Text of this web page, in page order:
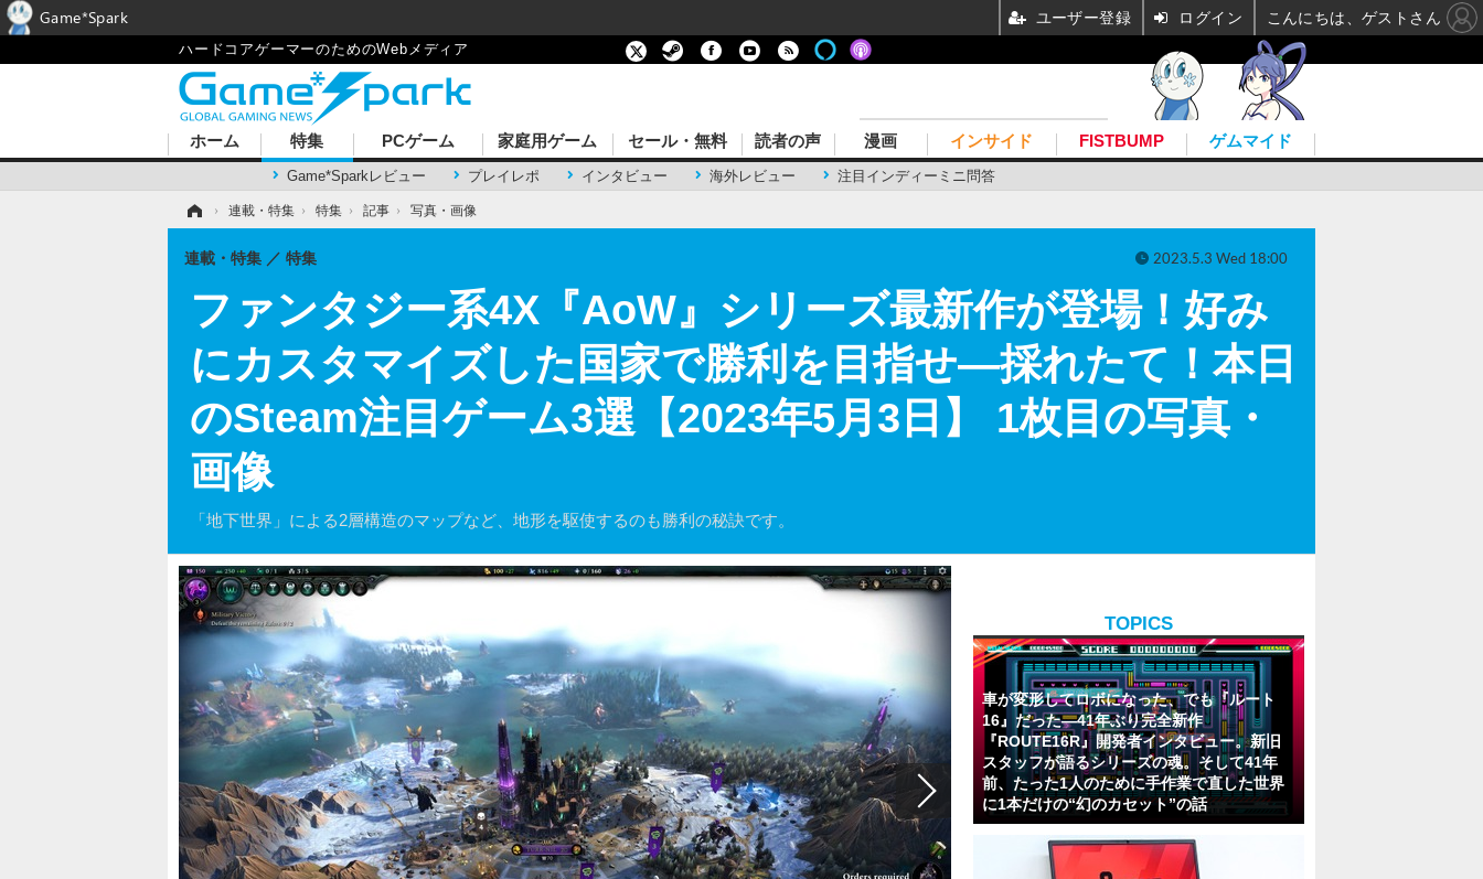
ハードコアゲーマーのためのWebメディア
ホーム 特集
Game*Sparkレビュー プレイレポ インタビュー 海外レビュー 注目インディーミニ問答
PCゲーム 家庭用ゲーム セール・無料 読者の声 漫画 インサイド FISTBUMP ゲムマイド
› 連載・特集 › 特集 › 記事 › 写真・画像
ファンタジー系4X『AoW』シリーズ最新作が登場！好み
にカスタマイズした国家で勝利を目指せ―採れたて！本日
のSteam注目ゲーム3選【2023年5月3日】 1枚目の写真・
画像
「地下世界」による2層構造のマップなど、地形を駆使するのも勝利の秘訣です。
連載・特集 特集 2023.5.3 Wed 18:00
TOPICS
車が変形してロボになった、でも『ルート
16』だった―41年ぶり完全新作
『ROUTE16R』開発者インタビュー。新旧
スタッフが語るシリーズの魂。そして41年
前、たった1人のために手作業で直した世界
に1本だけの“幻のカセット”の話
Game*Spark ユーザー登録 ログイン こんにちは、ゲストさん